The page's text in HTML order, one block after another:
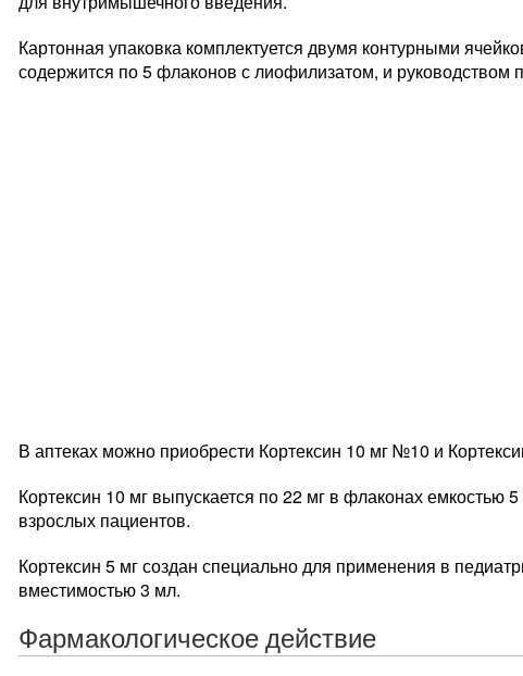
Картонная упаковка комплектуется двумя контурными
содержится по 5 флаконов с лиофилизатом, и руководством
В аптеках можно приобрести Кортексин 10 мг №10 и
Кортексин 10 мг выпускается по 22 мг в флаконах емкостью
взрослых пациентов.
Кортексин 5 мг создан специально для применения в
вместимостью 3 мл.
Фармакологическое действие